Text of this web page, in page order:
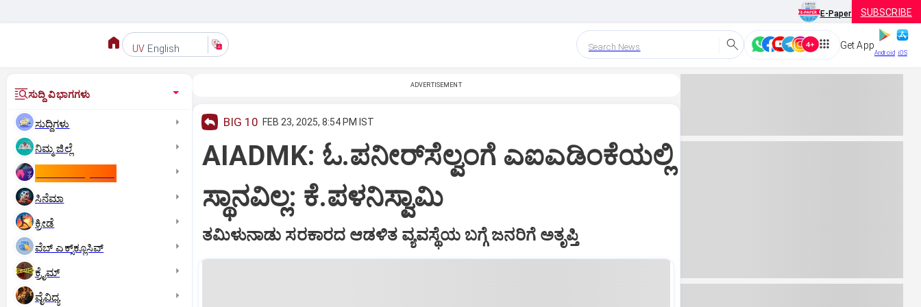
E-Paper SUBSCRIBE
UV English Search News Get App
Android iOS
ಸುದ್ದಿ ವಿಭಾಗಗಳು
ಸುದ್ದಿಗಳು
ನಿಮ್ಮ ಜಿಲ್ಲೆ
ಸಿನೆಮಾ
ಕ್ರೀಡೆ
ವೆಬ್ ಎಕ್ಸ್‌ಕ್ಲೂಸಿವ್
ಕ್ರೈಮ್
ವೈವಿಧ್ಯ
ADVERTISEMENT
BIG 10 FEB 23, 2025, 8:54 PM IST
AIADMK: ಓ.ಪನೀರ್‌ಸೆಲ್ವಂಗೆ ಎಐಎಡಿಂಕೆಯಲ್ಲಿ
ಸ್ಥಾನವಿಲ್ಲ: ಕೆ.ಪಳನಿಸ್ವಾಮಿ
ತಮಿಳುನಾಡು ಸರಕಾರದ ಆಡಳಿತ ವ್ಯವಸ್ಥೆಯ ಬಗ್ಗೆ ಜನರಿಗೆ ಅತೃಪ್ತಿ